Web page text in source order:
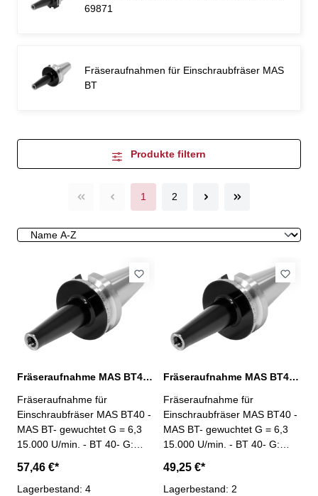
69871
Fräseraufnahmen für Einschraubfräser MAS
BT
Produkte filtern
1 2
Fräseraufnahme MAS BT40, M10 / L: 100 mm
Fräseraufnahme für
Einschraubfräser MAS BT40 -
MAS BT- gewuchtet G = 6,3
15.000 U/min. - BT 40- G:
57,46 €*
Lagerbestand: 4
Fräseraufnahme MAS BT40, M10 / L: 25 mm
Fräseraufnahme für
Einschraubfräser MAS BT40 -
MAS BT- gewuchtet G = 6,3
15.000 U/min. - BT 40- G:
49,25 €*
Lagerbestand: 2